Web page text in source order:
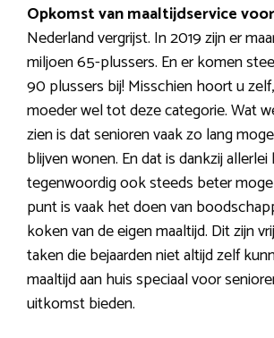
Opkomst van maaltijdservice
Nederland vergrijst. In 2019 zijn er
miljoen 65-plussers. En er komen
90 plussers bij! Misschien hoort u
moeder wel tot deze categorie. Wat
zien is dat senioren vaak zo lang
blijven wonen. En dat is dankzij
tegenwoordig ook steeds beter
punt is vaak het doen van
koken van de eigen maaltijd. Dit zijn
taken die bejaarden niet altijd zelf
maaltijd aan huis speciaal voor
uitkomst bieden.